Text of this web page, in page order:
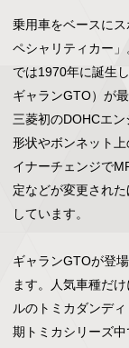
乗用車をベースに
ペシャリティカー
では1970年に誕生
ギャランGTO）が
三菱初のDOHCエ
形状やボンネット
イナーチェンジで
定などが変更され
しています。
ギャランGTOが登
ます。人気車種だ
ルのトミカダンデ
期トミカシリーズ